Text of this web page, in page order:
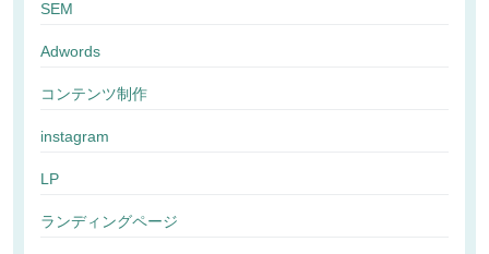
SEM
Adwords
コンテンツ制作
instagram
LP
ランディングページ